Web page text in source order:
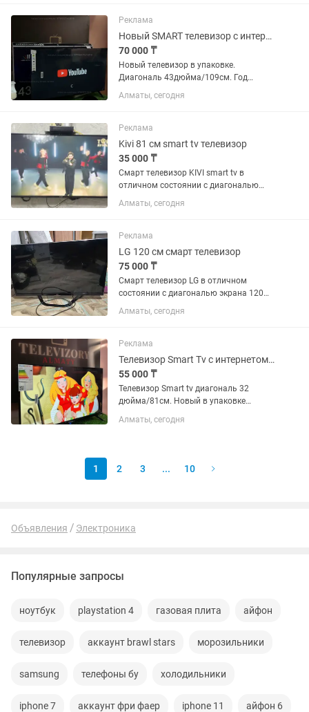
Реклама
Новый SMART телевизор с интернетом WiFi google 43дюйма
70 000 ₸
Новый телевизор в упаковке.
Диагональ 43дюйма/109см. Год
производства 2025. Модель Samsung
Smart tv. Интернет WIFI есть. Google
бесплатными каналами. Поддержка...
Алматы, сегодня
Реклама
Kivi 81 см smart tv телевизор
35 000 ₸
Смарт телевизор KIVI smart tv в
отличном состоянии с диагональю
экрана 81 см (32дюйма). Встроенный
цифровой тюнер с 25 бесплатными
интересных...
Алматы, сегодня
Реклама
LG 120 см смарт телевизор
75 000 ₸
Смарт телевизор LG в отличном
состоянии с диагональю экрана 120
сантиметров. Встроенный цифровой
тюнер с 25 бесплатными каналами.
Алматы, сегодня
Реклама
Телевизор Smart Tv с интернетом Wifi Google YouTube новый в упаковке
55 000 ₸
Телевизор Smart tv диагональ 32
дюйма/81см. Новый в упаковке
Интернет Wifi Google YouTube Netflix.
Алматы, сегодня
1 2 3 ... 10
Объявления Электроника
Популярные запросы
ноутбук playstation 4 газовая плита айфон
телевизор аккаунт brawl stars морозильники
samsung телефоны бу холодильники
iphone 7 аккаунт фри фаер iphone 11 айфон 6